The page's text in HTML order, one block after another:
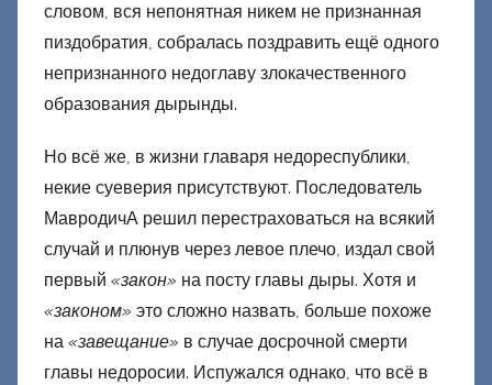
словом, вся непонятная никем не признанная
пиздобратия, собралась поздравить ещё одного
непризнанного недоглаву злокачественного
образования дырынды.
Но всё же, в жизни главаря недореспублики,
некие суеверия присутствуют. Последователь
МавродичА решил перестраховаться на всякий
случай и плюнув через левое плечо, издал свой
первый «закон» на посту главы дыры. Хотя и
«законом» это сложно назвать, больше похоже
на «завещание» в случае досрочной смерти
главы недоросии. Испужался однако, что всё в